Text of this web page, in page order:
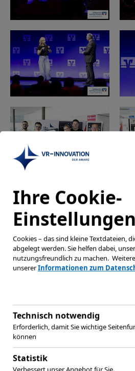
Ihre Cookie-
Einstellungen
Cookies – das sind kleine Textdateien,
abgelegt werden. Sie helfen dabei,
nutzungsfreundlich zu machen.
unsererInformationen zum
Technisch notwendig
Erforderlich, damit Sie wichtige
können
Statistik